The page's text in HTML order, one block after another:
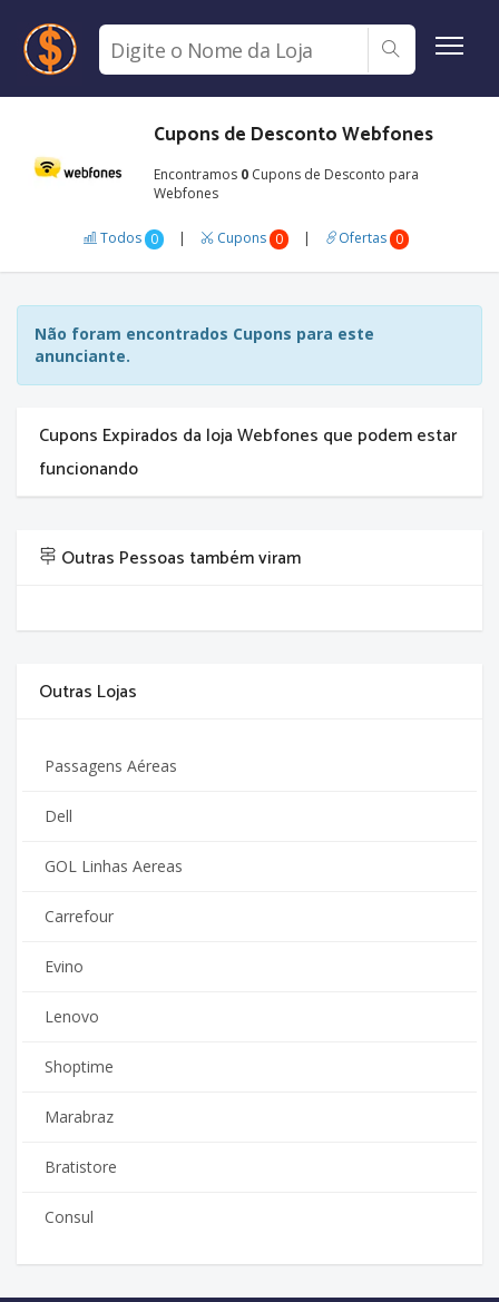
Cupons de Desconto Webfones
Encontramos 0Cupons de Desconto para
Webfones
Todos 0 | Cupons 0 | Ofertas 0
Não foram encontrados Cupons para este
anunciante.
Cupons Expirados da loja Webfones que podem estar
funcionando
Outras Pessoas também viram
Outras Lojas
Passagens Aéreas
Dell
GOL Linhas Aereas
Carrefour
Evino
Lenovo
Shoptime
Marabraz
Bratistore
Consul